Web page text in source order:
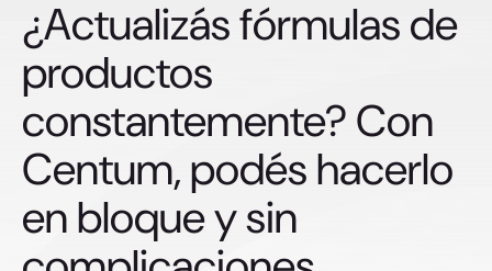
¿Actualizás fórmulas de
productos
constantemente? Con
Centum, podés hacerlo
en bloque y sin